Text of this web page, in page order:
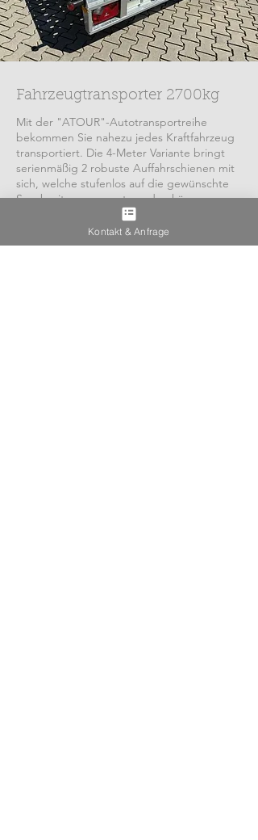
Fahrzeugtransporter 2700kg
Mit der "ATOUR"-Autotransportreihe
bekommen Sie nahezu jedes Kraftfahrzeug
transportiert. Die 4-Meter Variante bringt
serienmäßig 2 robuste Auffahrschienen mit
sich, welche stufenlos auf die gewünschte
Spurbreite angepasst werden können.
Seine verzinkte Ladefläche ist gleichzeitig
eine stufenlos mechanisch kippbare Brücke.
Ist er in schräger Auffahrposition kann das
Kontakt & Anfrage